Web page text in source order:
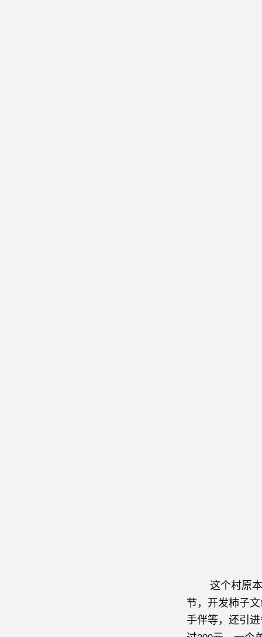
这个村原本
节，开发柿子
手伴等，还引